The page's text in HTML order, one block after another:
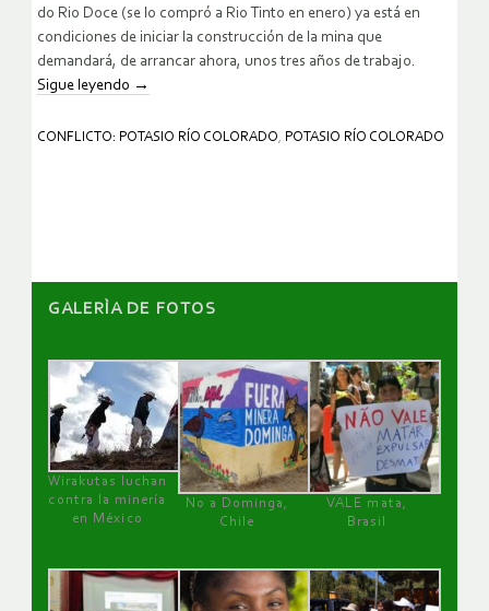
do Rio Doce (se lo compró a Rio Tinto en enero) ya está en
condiciones de iniciar la construcción de la mina que
demandará, de arrancar ahora, unos tres años de trabajo.
Sigue leyendo →
CONFLICTO: POTASIO RÍO COLORADO, POTASIO RÍO COLORADO
GALERÌA DE FOTOS
Wirakutas luchan
contra la minería
en México
No a Dominga,
Chile
VALE mata,
Brasil